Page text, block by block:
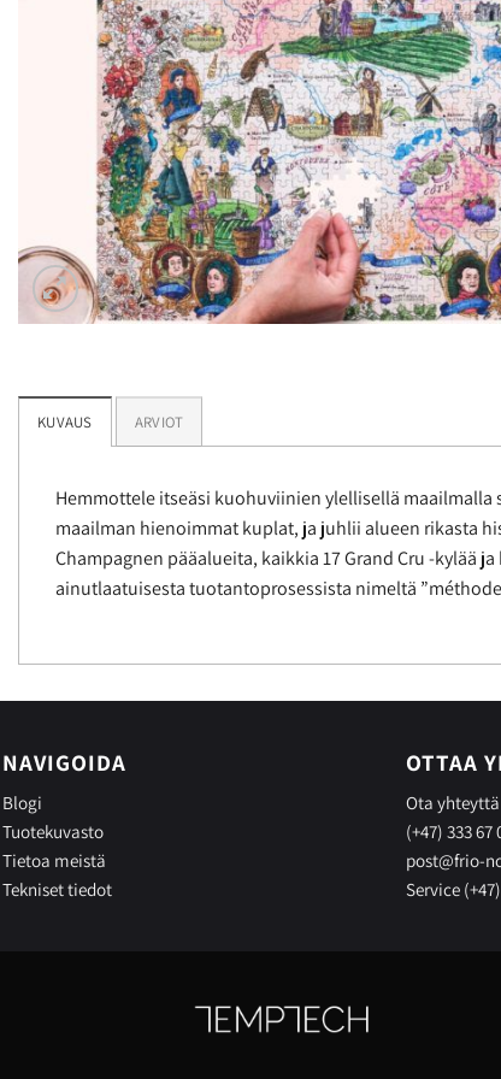
KUVAUS ARVIOT
Hemmottele itseäsi kuohuviinien ylellisellä
maailman hienoimmat kuplat, ja juhlii alueen rikasta
Champagnen pääalueita, kaikkia 17 Grand Cru -kylää
ainutlaatuisesta tuotantoprosessista nimeltä
NAVIGOIDA
Blogi
Tuotekuvasto
Tietoa meistä
Tekniset tiedot
OTTAA
Ota yhteyttä
(+47) 333 67
post@frio-
Service